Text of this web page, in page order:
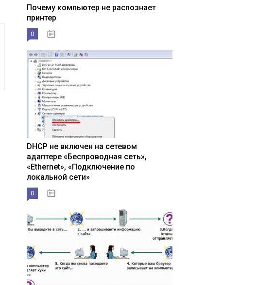
Почему компьютер не распознает
принтер
0
DHCP не включен на сетевом
адаптере «Беспроводная сеть»,
«Ethernet», «Подключение по
локальной сети»
0